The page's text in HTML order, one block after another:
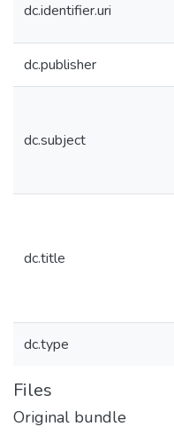
dc.identifier.uri
dc.publisher
dc.subject
dc.title
dc.type
Files
Original bundle